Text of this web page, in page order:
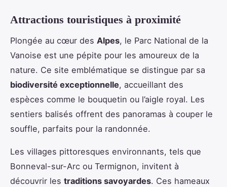
Attractions touristiques à proximité
Plongée au cœur des Alpes, le Parc National de la
Vanoise est une pépite pour les amoureux de la
nature. Ce site emblématique se distingue par sa
biodiversité exceptionnelle, accueillant des
espèces comme le bouquetin ou l’aigle royal. Les
sentiers balisés offrent des panoramas à couper le
souffle, parfaits pour la randonnée.
Les villages pittoresques environnants, tels que
Bonneval-sur-Arc ou Termignon, invitent à
découvrir les traditions savoyardes. Ces hameaux